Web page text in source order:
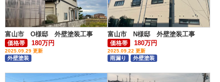
富山市 O様邸 外壁塗装工事
価格帯 180万円
2025.09.29 更新
外壁塗装
富山市 N様邸 外壁塗装工事
価格帯 180万円
2025.09.22 更新
雨漏り 外壁塗装